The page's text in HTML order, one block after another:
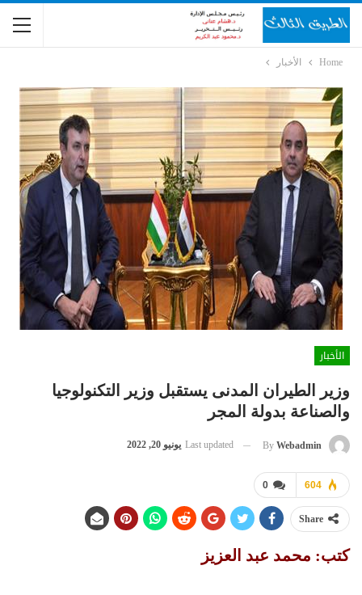
Home الأخبار
الأخبار
وزير الطيران المدنى يستقبل وزير التكنولوجيا
والصناعة بدولة المجر
By Webadmin
Last updated يونيو 20, 2022
0 604
Share
كتب: محمد عبد العزيز